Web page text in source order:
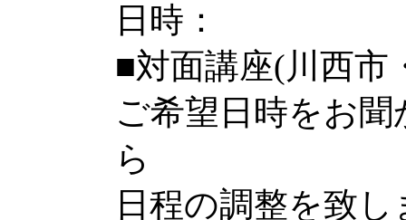
日時：
■対面講座(川西市
ご希望日時をお
ら
日程の調整を致し